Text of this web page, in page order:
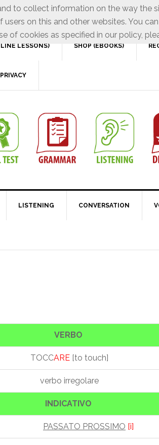
LESSONS) SHOP (EBOOKS)
LISTENING CONVERSATION
VERBO
TOCCARE [to touch]
verbo irregolare
INDICATIVO
PASSATO PROSSIMO [i]
to collect information on the way the
on this and other websites. You
cookies as specified in our policy,